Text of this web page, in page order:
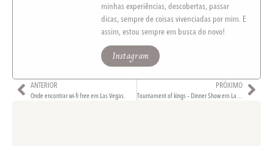
minhas experiências, descobertas, passar
dicas, sempre de coisas vivenciadas por mim. E
assim, estou sempre em busca do novo!
Instagram
ANTERIOR
Onde encontrar wi-fi free em Las Vegas.
PRÓXIMO